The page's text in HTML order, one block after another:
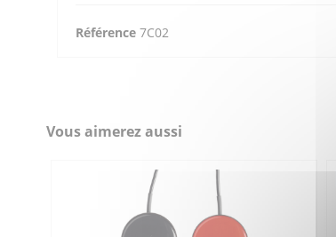
Référence 7C02
Vous aimerez aussi